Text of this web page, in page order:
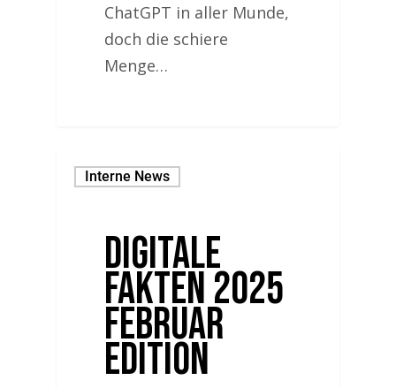
ChatGPT in aller Munde,
doch die schiere
Menge…
Interne News
Digitale
Fakten 2025
Februar
Edition